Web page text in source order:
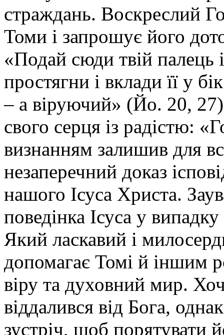
страждань. Воскреслий
Томи і запрошує його
«Подай сюди твій палець
простягни і вклади її у
– а віруючий» (Йо. 20,
свого серця із радістю:
визнанням залишив для
незаперечний доказ
нашого Ісуса Христа.
поведінка Ісуса у
Який ласкавий і
допомагає Томі й іншим
віру та духовний мир.
віддалився від Бога,
зустріч, щоб порятувати